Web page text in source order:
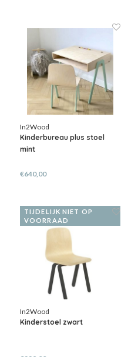
In2Wood
Kinderbureau plus stoel
mint
€640,00
TIJDELIJK NIET OP
VOORRAAD
In2Wood
Kinderstoel zwart